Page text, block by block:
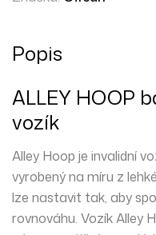
Popis
ALLEY HOOP
vozík
Alley Hoop je invalidní
vyrobenýna míru z
lze nastavit tak, aby
rovnováhu. Vozík Alley